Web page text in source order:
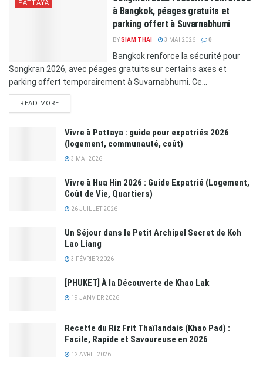
PATTAYA
à Bangkok, péages gratuits et
parking offert à Suvarnabhumi
BYSIAM THAI 3 MAI 2026 0
Bangkok renforce la sécurité pour
Songkran 2026, avec péages gratuits sur certains axes et
parking offert temporairement à Suvarnabhumi. Ce...
READ MORE
Vivre à Pattaya : guide pour expatriés 2026
(logement, communauté, coût)
3 MAI 2026
Vivre à Hua Hin 2026 : Guide Expatrié (Logement,
Coût de Vie, Quartiers)
26 JUILLET 2026
Un Séjour dans le Petit Archipel Secret de Koh
Lao Liang
3 FÉVRIER 2026
[PHUKET] À la Découverte de Khao Lak
19 JANVIER 2026
Recette du Riz Frit Thaïlandais (Khao Pad) :
Facile, Rapide et Savoureuse en 2026
12 AVRIL 2026